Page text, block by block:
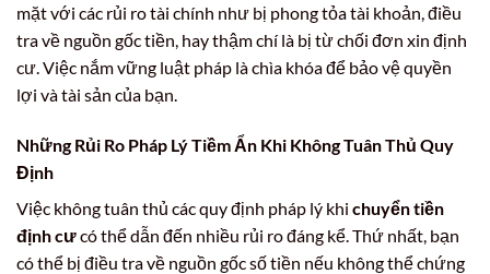
mặt với các rủi ro tài chính như bị phong tỏa tài khoản, điều
tra về nguồn gốc tiền, hay thậm chí là bị từ chối đơn xin định
cư. Việc nắm vững luật pháp là chìa khóa để bảo vệ quyền
lợi và tài sản của bạn.
Những Rủi Ro Pháp Lý Tiềm Ẩn Khi Không Tuân Thủ Quy
Định
Việc không tuân thủ các quy định pháp lý khi chuyển tiền
định cưcó thể dẫn đến nhiều rủi ro đáng kể. Thứ nhất, bạn
có thể bị điều tra về nguồn gốc số tiền nếu không thể chứng